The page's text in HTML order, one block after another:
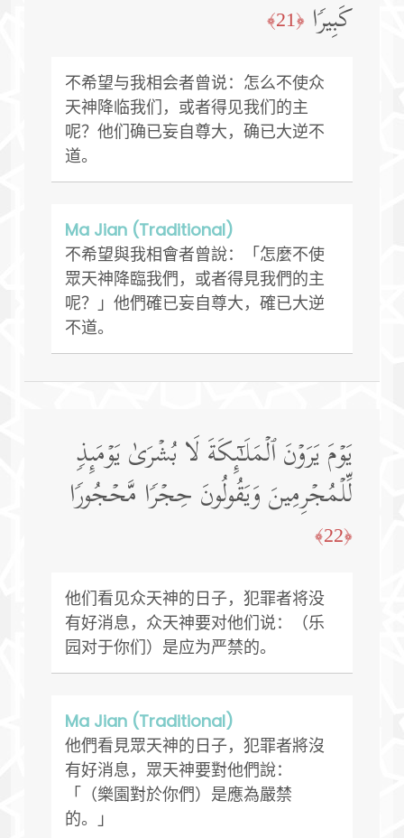
كَبِیرࣰا ﴿21﴾
不希望与我相会者曾说：怎么不使众
天神降临我们，或者得见我们的主
呢？他们确已妄自尊大，确已大逆不
道。
Ma Jian (Traditional)
不希望與我相會者曾說：「怎麼不使
眾天神降臨我們，或者得見我們的主
呢？」他們確已妄自尊大，確已大逆
不道。
یَوۡمَ یَرَوۡنَ ٱلۡمَلَـٰۤىِٕكَةَ لَا بُشۡرَىٰ یَوۡمَىِٕذࣲ
لِّلۡمُجۡرِمِینَ وَیَقُولُونَ حِجۡرࣰا مَّحۡجُورࣰا
﴿22﴾
他们看见众天神的日子，犯罪者将没
有好消息，众天神要对他们说：（乐
园对于你们）是应为严禁的。
Ma Jian (Traditional)
他們看見眾天神的日子，犯罪者將沒
有好消息，眾天神要對他們說：
「（樂園對於你們）是應為嚴禁
的。」